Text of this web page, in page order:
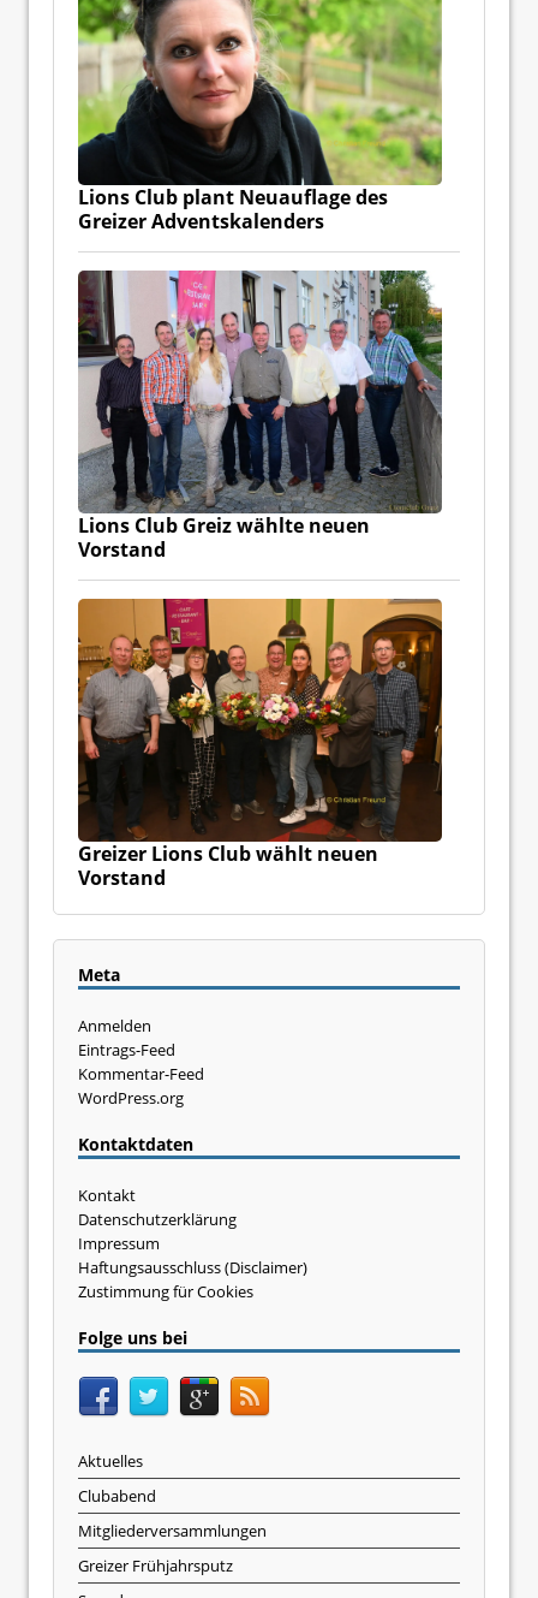
Lions Club plant Neuauflage des
Greizer Adventskalenders
Lions Club Greiz wählte neuen
Vorstand
Greizer Lions Club wählt neuen
Vorstand
Meta
Anmelden
Eintrags-Feed
Kommentar-Feed
WordPress.org
Kontaktdaten
Kontakt
Datenschutzerklärung
Impressum
Haftungsausschluss (Disclaimer)
Zustimmung für Cookies
Folge uns bei
Aktuelles
Clubabend
Mitgliederversammlungen
Greizer Frühjahrsputz